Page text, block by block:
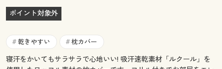
お気に入り
サポート
ご利用ガイド
サポート
よくある質問とお問い合わせ
ポイント対象外
# 乾きやすい # 枕カバー
寝汗をかいてもサラサラで心地いい! 吸汗速乾素材「ルクール」を